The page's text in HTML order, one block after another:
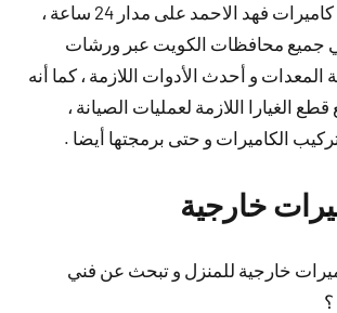
يعمل فني تركيب كاميرات فهد الاحمد على مدار 24 ساعة ،
جميع محافظات الكويت عبر ورشات
المعدات و أحدث الأدوات اللازمة ، كما أنه
الغيارا اللازمة لعمليات الصيانة ،
الكاميرات و حتى برمجتها أيضا .
خارجية
خارجية للمنزل و تبحث عن فني